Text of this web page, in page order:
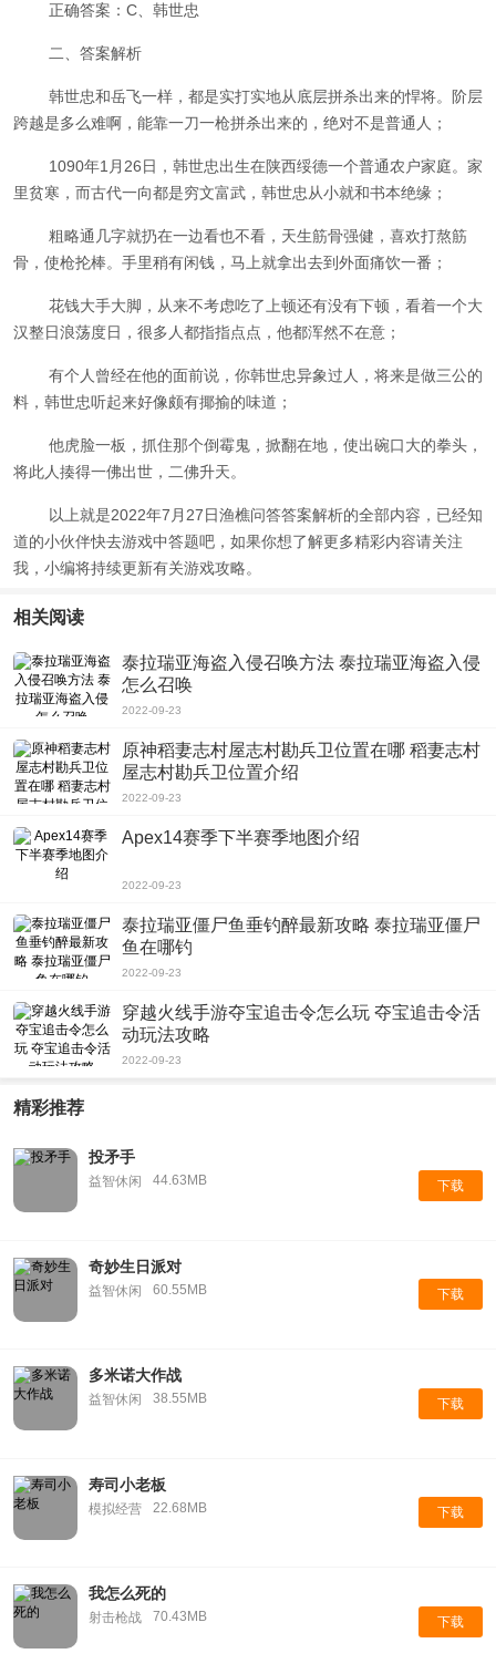
正确答案：C、韩世忠
二、答案解析
韩世忠和岳飞一样，都是实打实地从底层拼杀出来的悍将。阶层
跨越是多么难啊，能靠一刀一枪拼杀出来的，绝对不是普通人；
1090年1月26日，韩世忠出生在陕西绥德一个普通农户家庭。家
里贫寒，而古代一向都是穷文富武，韩世忠从小就和书本绝缘；
粗略通几字就扔在一边看也不看，天生筋骨强健，喜欢打熬筋
骨，使枪抡棒。手里稍有闲钱，马上就拿出去到外面痛饮一番；
花钱大手大脚，从来不考虑吃了上顿还有没有下顿，看着一个大
汉整日浪荡度日，很多人都指指点点，他都浑然不在意；
有个人曾经在他的面前说，你韩世忠异象过人，将来是做三公的
料，韩世忠听起来好像颇有揶揄的味道；
他虎脸一板，抓住那个倒霉鬼，掀翻在地，使出碗口大的拳头，
将此人揍得一佛出世，二佛升天。
以上就是2022年7月27日渔樵问答答案解析的全部内容，已经知
道的小伙伴快去游戏中答题吧，如果你想了解更多精彩内容请关注
我，小编将持续更新有关游戏攻略。
相关阅读
泰拉瑞亚海盗入侵召唤方法 泰拉瑞亚海盗入侵
怎么召唤
2022-09-23
原神稻妻志村屋志村勘兵卫位置在哪 稻妻志村
屋志村勘兵卫位置介绍
2022-09-23
Apex14赛季下半赛季地图介绍
2022-09-23
泰拉瑞亚僵尸鱼垂钓醉最新攻略 泰拉瑞亚僵尸
鱼在哪钓
2022-09-23
穿越火线手游夺宝追击令怎么玩 夺宝追击令活
动玩法攻略
2022-09-23
精彩推荐
投矛手
益智休闲 44.63MB 下载
奇妙生日派对
益智休闲 60.55MB 下载
多米诺大作战
益智休闲 38.55MB 下载
寿司小老板
模拟经营 22.68MB 下载
我怎么死的
射击枪战 70.43MB 下载